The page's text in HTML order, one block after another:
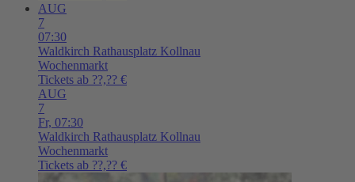
AUG
7
07:30
Waldkirch Rathausplatz Kollnau
Wochenmarkt
Tickets ab ??,?? €
AUG
7
Fr, 07:30
Waldkirch Rathausplatz Kollnau
Wochenmarkt
Tickets ab ??,?? €